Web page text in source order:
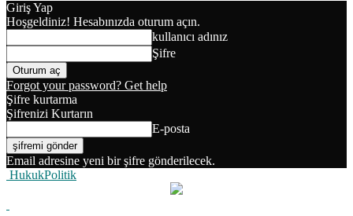
Giriş Yap
Hoşgeldiniz! Hesabınızda oturum açın.
kullanıcı adınız
Şifre
Forgot your password? Get help
Şifre kurtarma
Şifrenizi Kurtarın
E-posta
Email adresine yeni bir şifre gönderilecek.
HukukPolitik